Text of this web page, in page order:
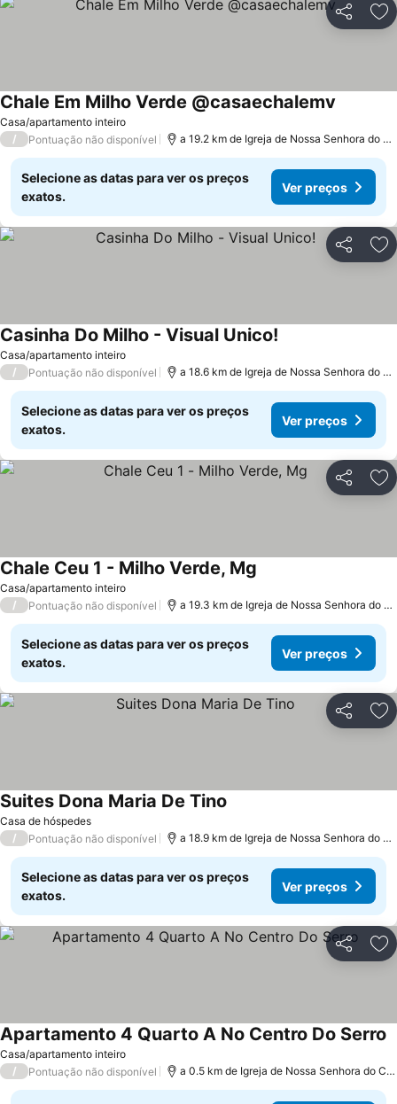
Partilhar
Casa/apartamento inteiro
Chale Em Milho Verde @casaechalemv
/ Pontuação não disponível a 19.2 km de Igreja de Nossa Senhora do
Selecione as datas para ver os preços
exatos.
Ver preços
Partilhar
Casa/apartamento inteiro
Casinha Do Milho - Visual Unico!
/ Pontuação não disponível a 18.6 km de Igreja de Nossa Senhora do
Selecione as datas para ver os preços
exatos.
Ver preços
Partilhar
Casa/apartamento inteiro
Chale Ceu 1 - Milho Verde, Mg
/ Pontuação não disponível a 19.3 km de Igreja de Nossa Senhora do
Selecione as datas para ver os preços
exatos.
Ver preços
Partilhar
Casa de hóspedes
Suites Dona Maria De Tino
/ Pontuação não disponível a 18.9 km de Igreja de Nossa Senhora do
Selecione as datas para ver os preços
exatos.
Ver preços
Partilhar
Casa/apartamento inteiro
Apartamento 4 Quarto A No Centro Do Serro
/ Pontuação não disponível a 0.5 km de Igreja de Nossa Senhora do